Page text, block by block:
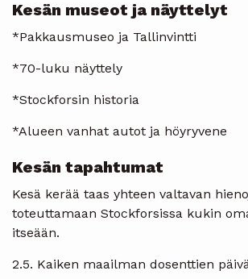
Kesän museot ja näyttelyt
*Pakkausmuseo ja Tallinvintti
*70-luku näyttely
*Stockforsin historia
*Alueen vanhat autot ja höyryvene
Kesän tapahtumat
Kesä kerää taas yhteen valtavan
toteuttamaan Stockforsissa kukin
itseään.
2.5. Kaiken maailman dosenttien